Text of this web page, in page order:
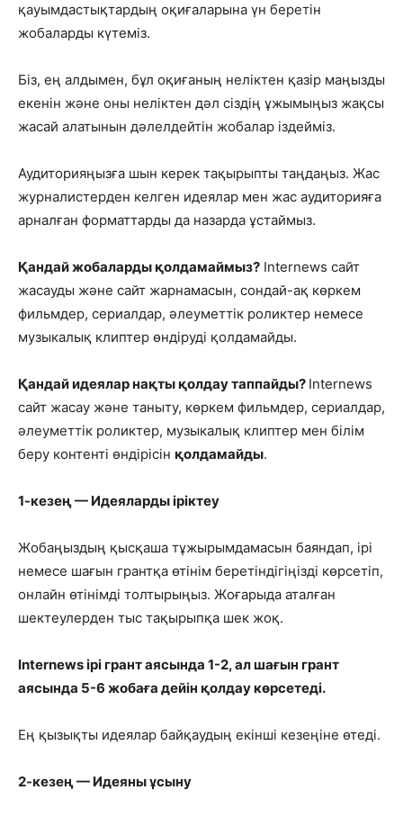
қауымдастықтардың оқиғаларына үн беретін
жобаларды күтеміз.
Біз, ең алдымен, бұл оқиғаның неліктен қазір маңызды
екенін және оны неліктен дәл сіздің ұжымыңыз жақсы
жасай алатынын дәлелдейтін жобалар іздейміз.
Аудиторияңызға шын керек тақырыпты таңдаңыз. Жас
журналистерден келген идеялар мен жас аудиторияға
арналған форматтарды да назарда ұстаймыз.
Қандай жобаларды қолдамаймыз? Internews сайт
жасауды және сайт жарнамасын, сондай-ақ көркем
фильмдер, сериалдар, әлеуметтік роликтер немесе
музыкалық клиптер өндіруді қолдамайды.
Қандай идеялар нақты қолдау таппайды? Internews
сайт жасау және таныту, көркем фильмдер, сериалдар,
әлеуметтік роликтер, музыкалық клиптер мен білім
беру контенті өндірісін қолдамайды.
1-кезең — Идеяларды іріктеу
Жобаңыздың қысқаша тұжырымдамасын баяндап, ірі
немесе шағын грантқа өтінім беретіндігіңізді көрсетіп,
онлайн өтінімді толтырыңыз. Жоғарыда аталған
шектеулерден тыс тақырыпқа шек жоқ.
Internewsірі грант аясында 1-2,алшағын грант
аясында 5-6 жобаға дейін қолдау көрсетеді.
Ең қызықты идеялар байқаудың екінші кезеңіне өтеді.
2-кезең — Идеяны ұсыну